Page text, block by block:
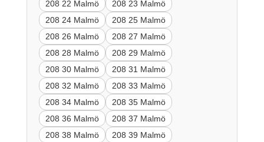
208 22 Malmö
208 23 Malmö
208 24 Malmö
208 25 Malmö
208 26 Malmö
208 27 Malmö
208 28 Malmö
208 29 Malmö
208 30 Malmö
208 31 Malmö
208 32 Malmö
208 33 Malmö
208 34 Malmö
208 35 Malmö
208 36 Malmö
208 37 Malmö
208 38 Malmö
208 39 Malmö